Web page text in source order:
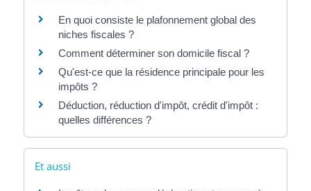
En quoi consiste le plafonnement global des
niches fiscales ?
Comment déterminer son domicile fiscal ?
Qu'est-ce que la résidence principale pour les
impôts ?
Déduction, réduction d'impôt, crédit d'impôt :
quelles différences ?
Et aussi